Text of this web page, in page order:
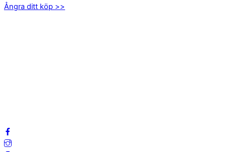
Ångra ditt köp >>